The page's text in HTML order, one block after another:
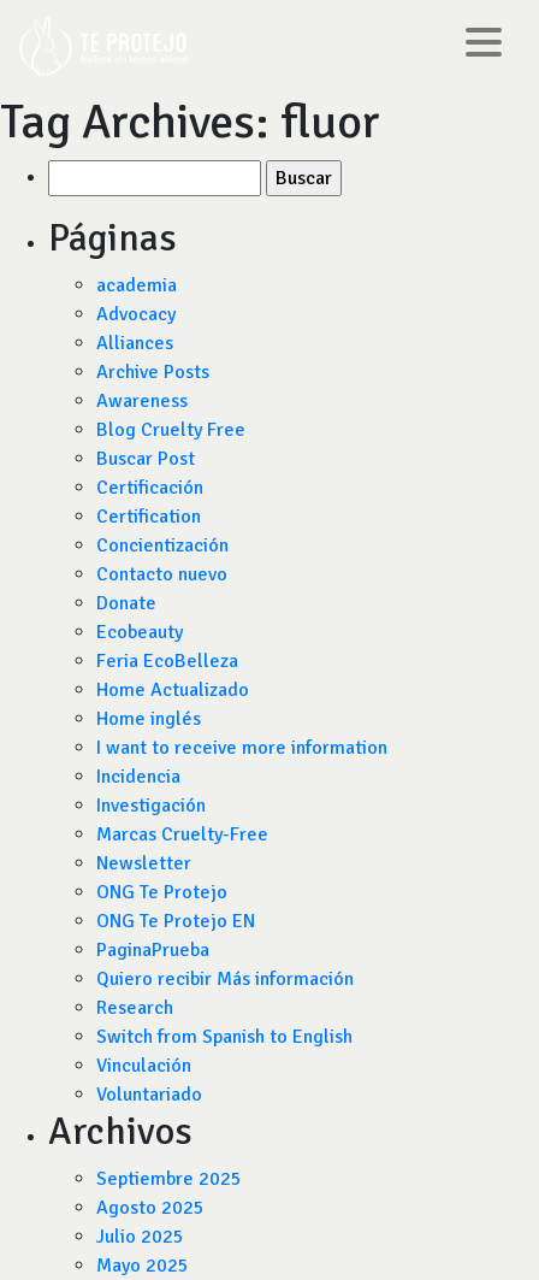
Tag Archives: fluor
por:
Páginas
academia
Advocacy
Alliances
Archive Posts
Awareness
Blog Cruelty Free
Buscar Post
Certificación
Certification
Concientización
Contacto nuevo
Donate
Ecobeauty
Feria EcoBelleza
Home Actualizado
Home inglés
I want to receive more information
Incidencia
Investigación
Marcas Cruelty-Free
Newsletter
ONG Te Protejo
ONG Te Protejo EN
PaginaPrueba
Quiero recibir Más información
Research
Switch from Spanish to English
Vinculación
Voluntariado
Archivos
Septiembre 2025
Agosto 2025
Julio 2025
Mayo 2025